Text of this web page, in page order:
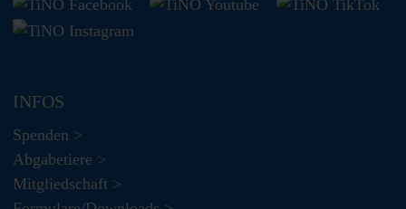
INFOS
Spenden >
Abgabetiere >
Mitgliedschaft >